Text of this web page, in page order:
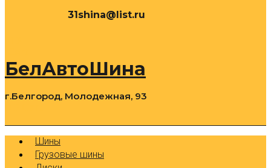
31shina@list.ru
БелАвтоШина
г.Белгород, Молодежная, 93
Шины
Грузовые шины